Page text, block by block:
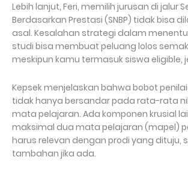
Lebih lanjut, Feri, memilih jurusan di jalur
Berdasarkan Prestasi (SNBP) tidak bisa
asal. Kesalahan strategi dalam
studi bisa membuat peluang lolos
meskipun kamu termasuk siswa eligible,
Kepsek menjelaskan bahwa bobot
tidak hanya bersandar pada rata-rata
mata pelajaran. Ada komponen krusial
maksimal dua mata pelajaran (mapel)
harus relevan dengan prodi yang dituju,
tambahan jika ada.